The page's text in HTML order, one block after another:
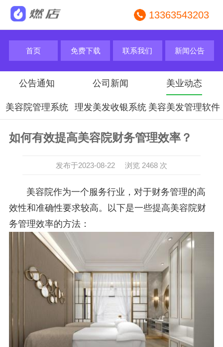
13363543203
首页 免费下载 联系我们 新闻公告
公告通知 公司新闻 美业动态
美容院管理系统 理发美发收银系统 美容美发管理软件
如何有效提高美容院财务管理效率？
发布于2023-08-22 浏览 2468 次
美容院作为一个服务行业，对于财务管理的高
效性和准确性要求较高。以下是一些提高美容院财
务管理效率的方法：